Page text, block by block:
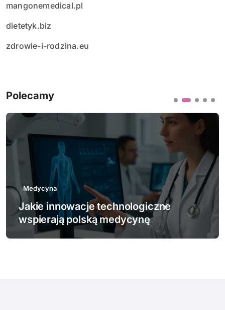
mangonemedical.pl
dietetyk.biz
zdrowie-i-rodzina.eu
Polecamy
Medycyna
Jakie choroby zawodowe najczęściej
dotykają Polaków